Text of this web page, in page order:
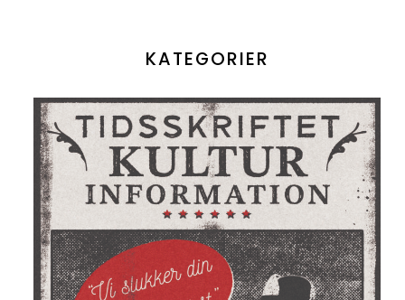
KATEGORIER